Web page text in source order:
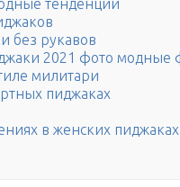
тенденции
без рукавов
2021 фото модные
милитари
пиджаках
в женских